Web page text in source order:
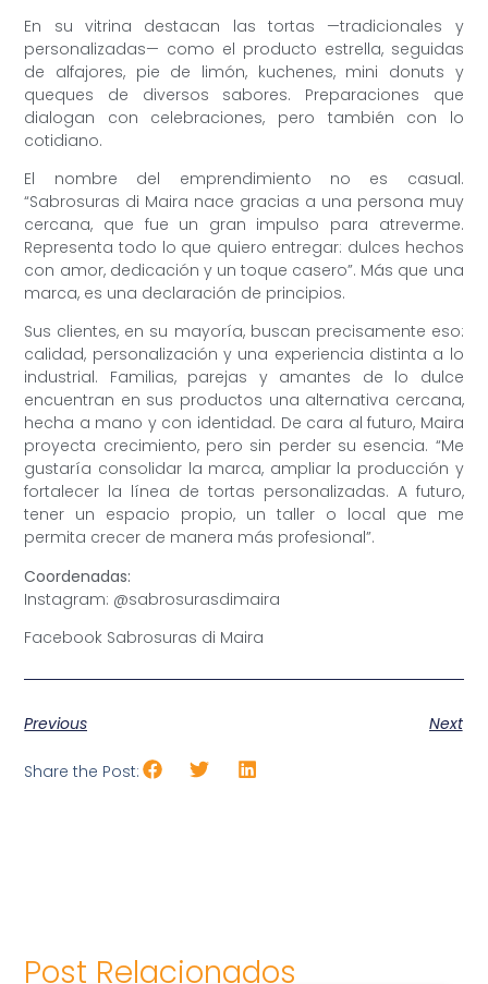
En su vitrina destacan las tortas —tradicionales y
personalizadas— como el producto estrella, seguidas
de alfajores, pie de limón, kuchenes, mini donuts y
queques de diversos sabores. Preparaciones que
dialogan con celebraciones, pero también con lo
cotidiano.
El nombre del emprendimiento no es casual.
“Sabrosuras di Maira nace gracias a una persona muy
cercana, que fue un gran impulso para atreverme.
Representa todo lo que quiero entregar: dulces hechos
con amor, dedicación y un toque casero”. Más que una
marca, es una declaración de principios.
Sus clientes, en su mayoría, buscan precisamente eso:
calidad, personalización y una experiencia distinta a lo
industrial. Familias, parejas y amantes de lo dulce
encuentran en sus productos una alternativa cercana,
hecha a mano y con identidad. De cara al futuro, Maira
proyecta crecimiento, pero sin perder su esencia. “Me
gustaría consolidar la marca, ampliar la producción y
fortalecer la línea de tortas personalizadas. A futuro,
tener un espacio propio, un taller o local que me
permita crecer de manera más profesional”.
Coordenadas:
Instagram: @sabrosurasdimaira
Facebook Sabrosuras di Maira
Previous Next
Share the Post:
Post Relacionados